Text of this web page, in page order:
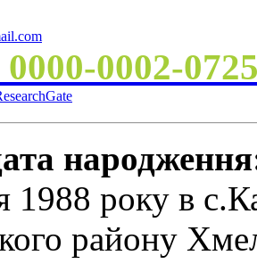
0002-
1988 року в
району